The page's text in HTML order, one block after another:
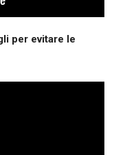
per evitare le